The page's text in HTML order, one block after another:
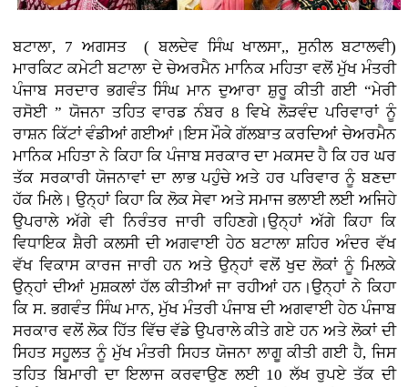
ਬਟਾਲਾ, 7 ਅਗਸਤ ( ਬਲਦੇਵ ਸਿੰਘ ਖਾਲਸਾ,, ਸੁਨੀਲ ਬਟਾਲਵੀ)
ਮਾਰਕਿਟ ਕਮੇਟੀ ਬਟਾਲਾ ਦੇ ਚੇਅਰਮੈਨ ਮਾਨਿਕ ਮਹਿਤਾ ਵਲੋਂ ਮੁੱਖ ਮੰਤਰੀ
ਪੰਜਾਬ ਸਰਦਾਰ ਭਗਵੰਤ ਸਿੰਘ ਮਾਨ ਦੁਆਰਾ ਸ਼ੁਰੂ ਕੀਤੀ ਗਈ “ਮੇਰੀ
ਰਸੋਈ ” ਯੋਜਨਾ ਤਹਿਤ ਵਾਰਡ ਨੰਬਰ 8 ਵਿਖੇ ਲੋੜਵੰਦ ਪਰਿਵਾਰਾਂ ਨੂੰ
ਰਾਸ਼ਨ ਕਿੱਟਾਂ ਵੰਡੀਆਂ ਗਈਆਂ।ਇਸ ਮੌਕੇ ਗੱਲਬਾਤ ਕਰਦਿਆਂ ਚੇਅਰਮੈਨ
ਮਾਨਿਕ ਮਹਿਤਾ ਨੇ ਕਿਹਾ ਕਿ ਪੰਜਾਬ ਸਰਕਾਰ ਦਾ ਮਕਸਦ ਹੈ ਕਿ ਹਰ ਘਰ
ਤੱਕ ਸਰਕਾਰੀ ਯੋਜਨਾਵਾਂ ਦਾ ਲਾਭ ਪਹੁੰਚੇ ਅਤੇ ਹਰ ਪਰਿਵਾਰ ਨੂੰ ਬਣਦਾ
ਹੱਕ ਮਿਲੇ। ਉਨ੍ਹਾਂ ਕਿਹਾ ਕਿ ਲੋਕ ਸੇਵਾ ਅਤੇ ਸਮਾਜ ਭਲਾਈ ਲਈ ਅਜਿਹੇ
ਉਪਰਾਲੇ ਅੱਗੇ ਵੀ ਨਿਰੰਤਰ ਜਾਰੀ ਰਹਿਣਗੇ।ਉਨ੍ਹਾਂ ਅੱਗੇ ਕਿਹਾ ਕਿ
ਵਿਧਾਇਕ ਸ਼ੈਰੀ ਕਲਸੀ ਦੀ ਅਗਵਾਈ ਹੇਠ ਬਟਾਲਾ ਸ਼ਹਿਰ ਅੰਦਰ ਵੱਖ
ਵੱਖ ਵਿਕਾਸ ਕਾਰਜ ਜਾਰੀ ਹਨ ਅਤੇ ਉਨ੍ਹਾਂ ਵਲੋਂ ਖੁਦ ਲੋਕਾਂ ਨੂੰ ਮਿਲਕੇ
ਉਨ੍ਹਾਂ ਦੀਆਂ ਮੁਸ਼ਕਲਾਂ ਹੱਲ ਕੀਤੀਆਂ ਜਾ ਰਹੀਆਂ ਹਨ।ਉਨ੍ਹਾਂ ਨੇ ਕਿਹਾ
ਕਿ ਸ. ਭਗਵੰਤ ਸਿੰਘ ਮਾਨ, ਮੁੱਖ ਮੰਤਰੀ ਪੰਜਾਬ ਦੀ ਅਗਵਾਈ ਹੇਠ ਪੰਜਾਬ
ਸਰਕਾਰ ਵਲੋਂ ਲੋਕ ਹਿੱਤ ਵਿੱਚ ਵੱਡੇ ਉਪਰਾਲੇ ਕੀਤੇ ਗਏ ਹਨ ਅਤੇ ਲੋਕਾਂ ਦੀ
ਸਿਹਤ ਸਹੂਲਤ ਨੂੰ ਮੁੱਖ ਮੰਤਰੀ ਸਿਹਤ ਯੋਜਨਾ ਲਾਗੂ ਕੀਤੀ ਗਈ ਹੈ, ਜਿਸ
ਤਹਿਤ ਬਿਮਾਰੀ ਦਾ ਇਲਾਜ ਕਰਵਾਉਣ ਲਈ 10 ਲੱਖ ਰੁਪਏ ਤੱਕ ਦੀ